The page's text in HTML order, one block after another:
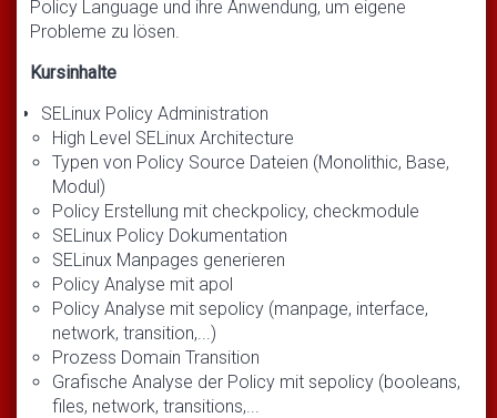
Policy Language und ihre Anwendung, um eigene
Probleme zu lösen.
Kursinhalte
SELinux Policy Administration
High Level SELinux Architecture
Typen von Policy Source Dateien (Monolithic, Base,
Modul)
Policy Erstellung mit checkpolicy, checkmodule
SELinux Policy Dokumentation
SELinux Manpages generieren
Policy Analyse mit apol
Policy Analyse mit sepolicy (manpage, interface,
network, transition,...)
Prozess Domain Transition
Grafische Analyse der Policy mit sepolicy (booleans,
files, network, transitions,...